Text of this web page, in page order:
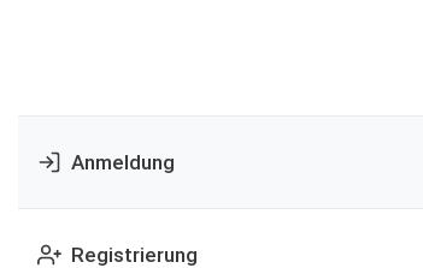
Anmeldung
Registrierung